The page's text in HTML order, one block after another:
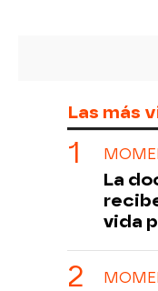
Las más
La
vida